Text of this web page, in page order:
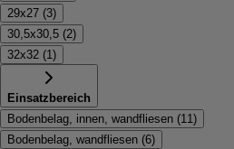
29x27 (3)
30,5x30,5 (2)
32x32 (1)
Einsatzbereich
Bodenbelag, innen, wandfliesen (11)
Bodenbelag, wandfliesen (6)